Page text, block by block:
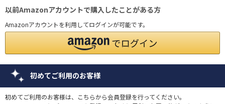
以前Amazonアカウントで購入したことがある方
Amazonアカウントを利用してログインが可能です。
初めてご利用のお客様
初めてご利用のお客様は、こちらから会員登録を行ってください。